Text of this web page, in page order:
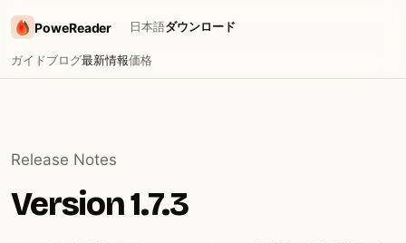
PoweReader
ガイドブログ最新情報価格
日本語ダウンロード
Release Notes
Version 1.7.3